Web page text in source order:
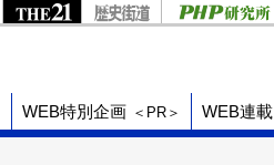
WEB特別企画 ＜PR＞ WEB連載